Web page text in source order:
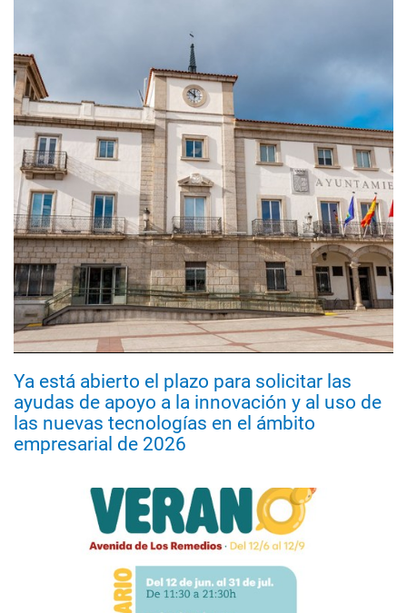
Ya está abierto el plazo para solicitar las
ayudas de apoyo a la innovación y al uso de
las nuevas tecnologías en el ámbito
empresarial de 2026